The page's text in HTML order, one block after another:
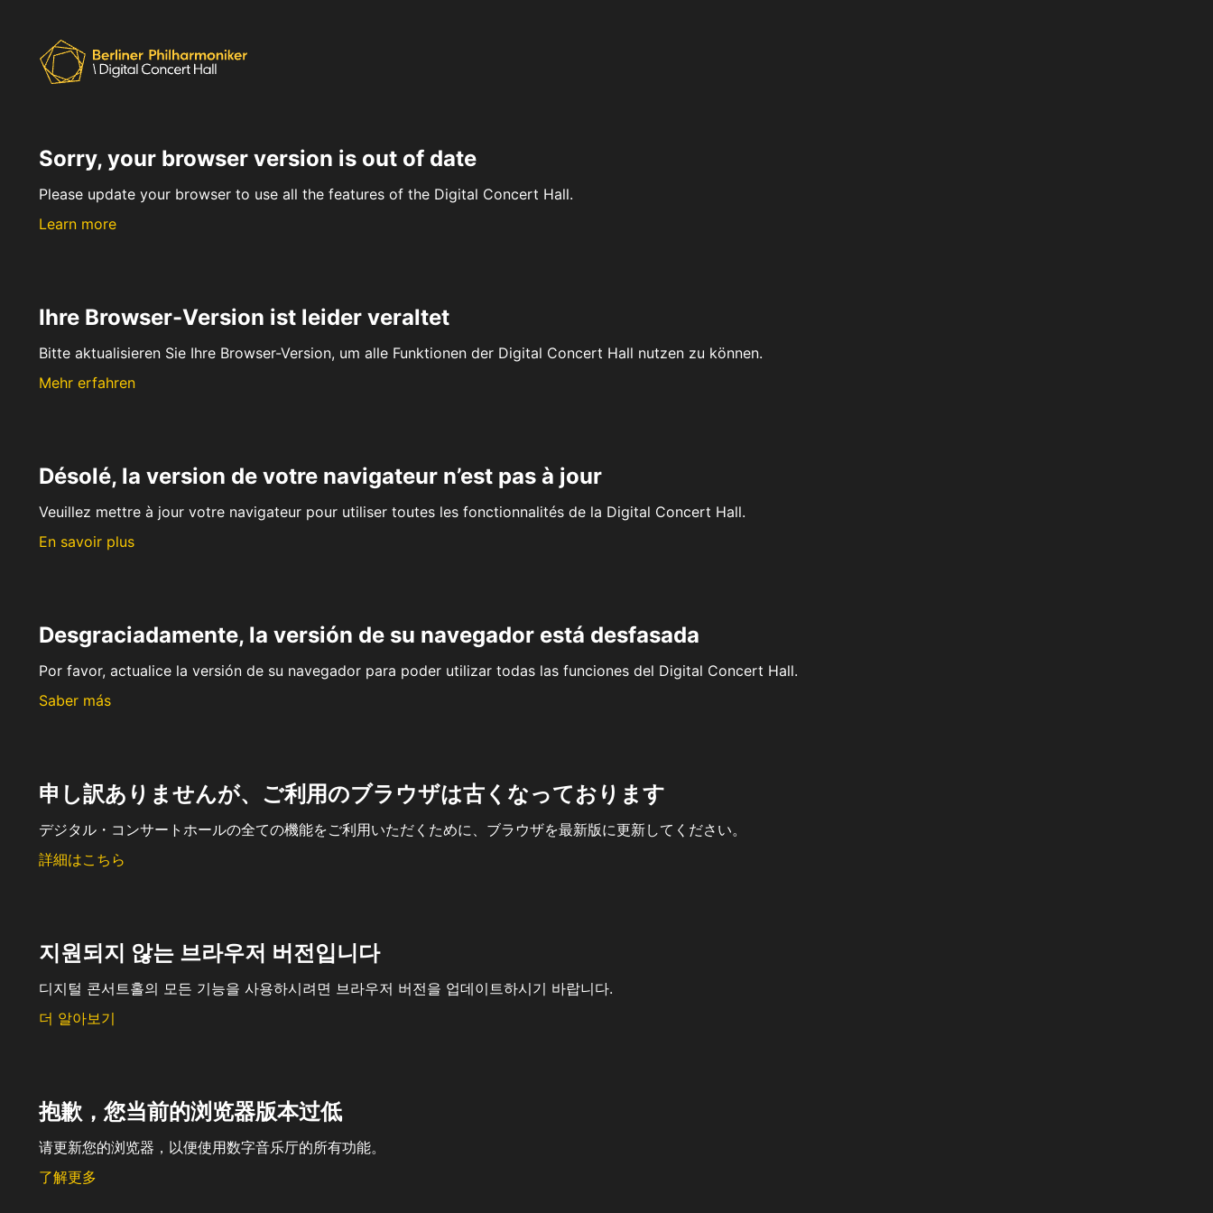
Sorry, your browser version is out of date
Please update your browser to use all the features of the Digital Concert Hall.
Learn more
Ihre Browser-Version ist leider veraltet
Bitte aktualisieren Sie Ihre Browser-Version, um alle Funktionen der Digital Concert Hall nutzen zu können.
Mehr erfahren
Désolé, la version de votre navigateur n’est pas à jour
Veuillez mettre à jour votre navigateur pour utiliser toutes les fonctionnalités de la Digital Concert Hall.
En savoir plus
Desgraciadamente, la versión de su navegador está desfasada
Por favor, actualice la versión de su navegador para poder utilizar todas las funciones del Digital Concert Hall.
Saber más
申し訳ありませんが、ご利用のブラウザは古くなっております
デジタル・コンサートホールの全ての機能をご利用いただくために、ブラウザを最新版に更新してください。
詳細はこちら
지원되지 않는 브라우저 버전입니다
디지털 콘서트홀의 모든 기능을 사용하시려면 브라우저 버전을 업데이트하시기 바랍니다.
더 알아보기
抱歉，您当前的浏览器版本过低
请更新您的浏览器，以便使用数字音乐厅的所有功能。
了解更多